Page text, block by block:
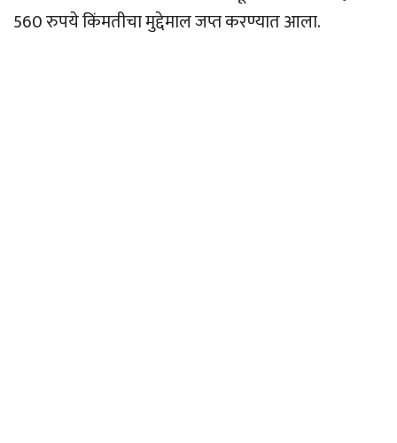
560 रुपये किंमतीचा मुद्देमाल जप्त करण्यात आला.